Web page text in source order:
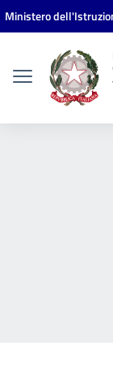
Vai ai contenuti
Vai al menu di
Vai al footer
Ministero